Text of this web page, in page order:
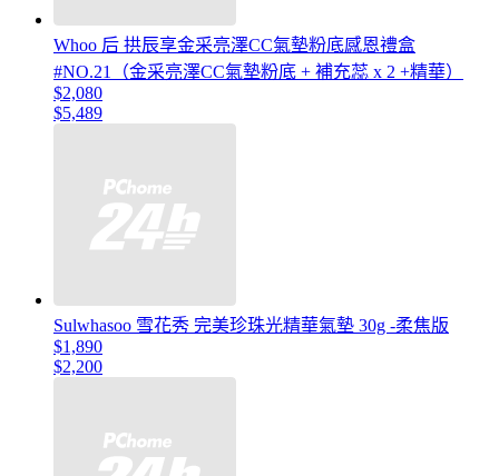
Whoo 后 拱辰享金采亮澤CC氣墊粉底感恩禮盒
#NO.21（金采亮澤CC氣墊粉底 + 補充蕊 x 2 +精華）
$2,080
$5,489
Sulwhasoo 雪花秀 完美珍珠光精華氣墊 30g -柔焦版
$1,890
$2,200